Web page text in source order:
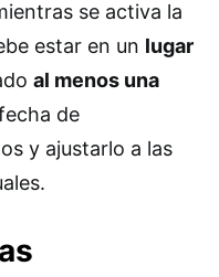
se activa la
estar en un lugar
al menos una
de
y ajustarlo a las